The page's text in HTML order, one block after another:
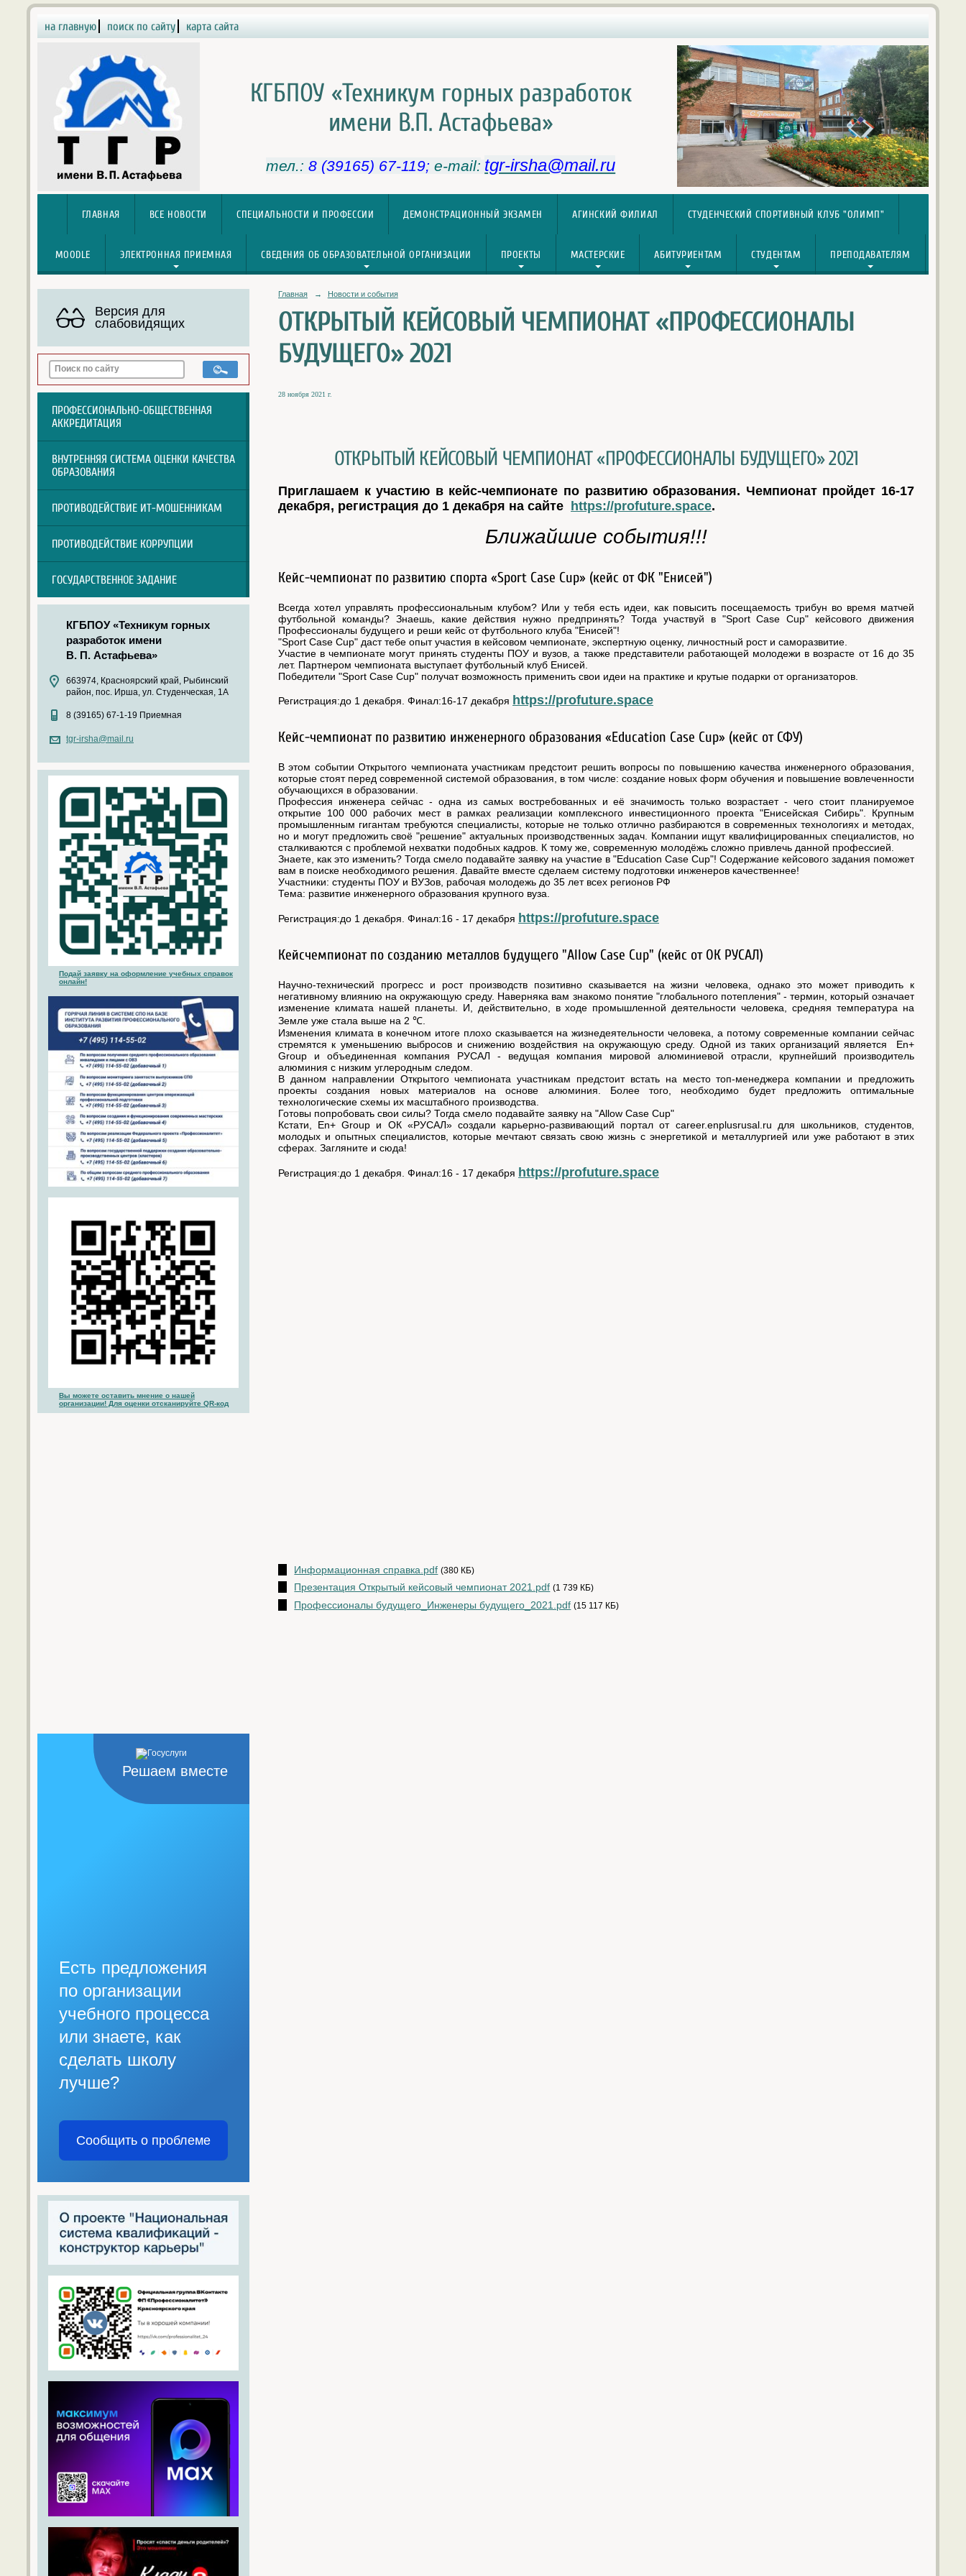
на главную поиск по сайту карта сайта
КГБПОУ «Техникум горных разработок
имени В.П. Астафьева»
тел.: 8 (39165) 67-119;e-mail: tgr-irsha@mail.ru
ГЛАВНАЯ ВСЕ НОВОСТИ СПЕЦИАЛЬНОСТИ И ПРОФЕССИИ ДЕМОНСТРАЦИОННЫЙ ЭКЗАМЕН АГИНСКИЙ ФИЛИАЛ СТУДЕНЧЕСКИЙ СПОРТИВНЫЙ КЛУБ "ОЛИМП"
MOODLE ЭЛЕКТРОННАЯ ПРИЕМНАЯ СВЕДЕНИЯ ОБ ОБРАЗОВАТЕЛЬНОЙ ОРГАНИЗАЦИИ ПРОЕКТЫ МАСТЕРСКИЕ АБИТУРИЕНТАМ СТУДЕНТАМ ПРЕПОДАВАТЕЛЯМ
Версия для
слабовидящих
ПРОФЕССИОНАЛЬНО-ОБЩЕСТВЕННАЯ
АККРЕДИТАЦИЯ
ВНУТРЕННЯЯ СИСТЕМА ОЦЕНКИ КАЧЕСТВА
ОБРАЗОВАНИЯ
ПРОТИВОДЕЙСТВИЕ ИТ-МОШЕННИКАМ
ПРОТИВОДЕЙСТВИЕ КОРРУПЦИИ
ГОСУДАРСТВЕННОЕ ЗАДАНИЕ
КГБПОУ «Техникум горных
разработок имени
В. П. Астафьева»
663974, Красноярский край, Рыбинский
район, пос. Ирша, ул. Студенческая, 1А
8 (39165) 67-1-19 Приемная
tgr-irsha@mail.ru
Подай заявку на оформление учебных справок
онлайн!
Вы можете оставить мнение о нашей
организации! Для оценки отсканируйте QR-код
Решаем вместе
Есть предложения
по организации
учебного процесса
или знаете, как
сделать школу
лучше?
Сообщить о проблеме
Главная → Новости и события
ОТКРЫТЫЙ КЕЙСОВЫЙ ЧЕМПИОНАТ «ПРОФЕССИОНАЛЫ
БУДУЩЕГО» 2021
28 ноября 2021 г.
ОТКРЫТЫЙ КЕЙСОВЫЙ ЧЕМПИОНАТ «ПРОФЕССИОНАЛЫ БУДУЩЕГО» 2021
Приглашаем к участию в кейс-чемпионате по развитию образования. Чемпионат пройдет 16-17
декабря, регистрация до 1 декабря на сайте
https://profuture.space.
Ближайшие события!!!
Кейс-чемпионат по развитию спорта «Sport Case Cup» (кейс от ФК "Енисей")
Всегда хотел управлять профессиональным клубом? Или у тебя есть идеи, как повысить посещаемость трибун во время матчей
футбольной команды? Знаешь, какие действия нужно предпринять? Тогда участвуй в "Sport Case Cup" кейсового движения
Профессионалы будущего и реши кейс от футбольного клуба "Енисей"!
"Sport Case Cup" даст тебе опыт участия в кейсовом чемпионате, экспертную оценку, личностный рост и саморазвитие.
Участие в чемпионате могут принять студенты ПОУ и вузов, а также представители работающей молодежи в возрасте от 16 до 35
лет. Партнером чемпионата выступает футбольный клуб Енисей.
Победители "Sport Case Cup" получат возможность применить свои идеи на практике и крутые подарки от организаторов.
Регистрация:до 1 декабря. Финал:16-17 декабря https://profuture.space
Кейс-чемпионат по развитию инженерного образования «Education Case Cup» (кейс от СФУ)
В этом событии Открытого чемпионата участникам предстоит решить вопросы по повышению качества инженерного образования,
которые стоят перед современной системой образования, в том числе: создание новых форм обучения и повышение вовлеченности
обучающихся в образовании.
Профессия инженера сейчас - одна из самых востребованных и её значимость только возрастает - чего стоит планируемое
открытие 100 000 рабочих мест в рамках реализации комплексного инвестиционного проекта "Енисейская Сибирь". Крупным
промышленным гигантам требуются специалисты, которые не только отлично разбираются в современных технологиях и методах,
но и могут предложить своё "решение" актуальных производственных задач. Компании ищут квалифицированных специалистов, но
сталкиваются с проблемой нехватки подобных кадров. К тому же, современную молодёжь сложно привлечь данной профессией.
Знаете, как это изменить? Тогда смело подавайте заявку на участие в "Education Case Cup"! Содержание кейсового задания поможет
вам в поиске необходимого решения. Давайте вместе сделаем систему подготовки инженеров качественнее!
Участники: студенты ПОУ и ВУЗов, рабочая молодежь до 35 лет всех регионов РФ
Тема: развитие инженерного образования крупного вуза.
Регистрация:до 1 декабря. Финал:16 - 17 декабря https://profuture.space
Кейсчемпионат по созданию металлов будущего "Allow Case Cup" (кейс от ОК РУСАЛ)
Научно-технический прогресс и рост производств позитивно сказывается на жизни человека, однако это может приводить к
негативному влиянию на окружающую среду. Наверняка вам знакомо понятие "глобального потепления" - термин, который означает
изменение климата нашей планеты. И, действительно, в ходе промышленной деятельности человека, средняя температура на
Земле уже стала выше на 2 ℃.
Изменения климата в конечном итоге плохо сказывается на жизнедеятельности человека, а потому современные компании сейчас
стремятся к уменьшению выбросов и снижению воздействия на окружающую среду. Одной из таких организаций является En+
Group и объединенная компания РУСАЛ - ведущая компания мировой алюминиевой отрасли, крупнейший производитель
алюминия с низким углеродным следом.
В данном направлении Открытого чемпионата участникам предстоит встать на место топ-менеджера компании и предложить
проекты создания новых материалов на основе алюминия. Более того, необходимо будет предложить оптимальные
технологические схемы их масштабного производства.
Готовы попробовать свои силы? Тогда смело подавайте заявку на "Allow Case Cup"
Кстати, En+ Group и ОК «РУСАЛ» создали карьерно-развивающий портал от career.enplusrusal.ru для школьников, студентов,
молодых и опытных специалистов, которые мечтают связать свою жизнь с энергетикой и металлургией или уже работают в этих
сферах. Загляните и сюда!
Регистрация:до 1 декабря. Финал:16 - 17 декабря https://profuture.space
Информационная справка.pdf (380 КБ)
Презентация Открытый кейсовый чемпионат 2021.pdf (1 739 КБ)
Профессионалы будущего_Инженеры будущего_2021.pdf (15 117 КБ)